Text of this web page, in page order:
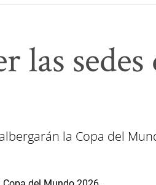
las
la Copa del